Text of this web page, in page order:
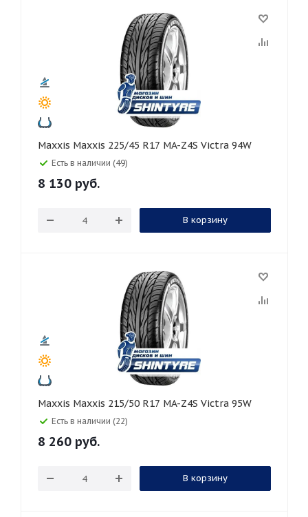
Maxxis Maxxis 225/45 R17 MA-Z4S Victra 94W
Есть в наличии (49)
8 130 руб.
В корзину
Maxxis Maxxis 215/50 R17 MA-Z4S Victra 95W
Есть в наличии (22)
8 260 руб.
В корзину